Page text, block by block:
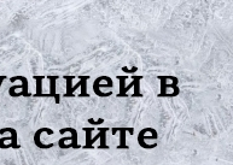
и колитах)
соки